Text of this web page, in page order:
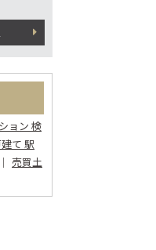
ョン 検
て 駅
売買土